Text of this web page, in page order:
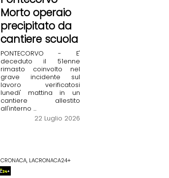
Morto operaio
precipitato da
cantiere scuola
PONTECORVO - E'
deceduto il 51enne
rimasto coinvolto nel
grave incidente sul
lavoro verificatosi
lunedi' mattina in un
cantiere allestito
all'interno ...
22 Luglio 2026
CRONACA, LACRONACA24+